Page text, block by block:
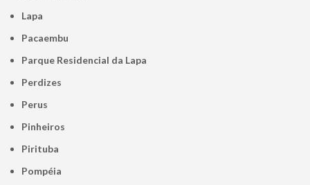
Lapa
Pacaembu
Parque Residencial da Lapa
Perdizes
Perus
Pinheiros
Pirituba
Pompéia